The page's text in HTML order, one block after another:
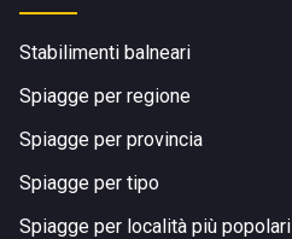
Stabilimenti balneari
Spiagge per regione
Spiagge per provincia
Spiagge per tipo
Spiagge per località più popolari